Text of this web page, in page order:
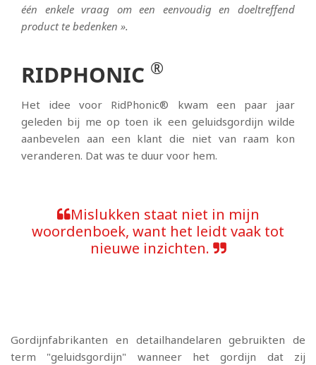
één enkele vraag om een eenvoudig en doeltreffend
product te bedenken ».
RIDPHONIC ®
Het idee voor RidPhonic® kwam een paar jaar
geleden bij me op toen ik een geluidsgordijn wilde
aanbevelen aan een klant die niet van raam kon
veranderen. Dat was te duur voor hem.
Mislukken staat niet in mijn
woordenboek, want het leidt vaak tot
nieuwe inzichten.
Gordijnfabrikanten en detailhandelaren gebruikten de
term "geluidsgordijn" wanneer het gordijn dat zij